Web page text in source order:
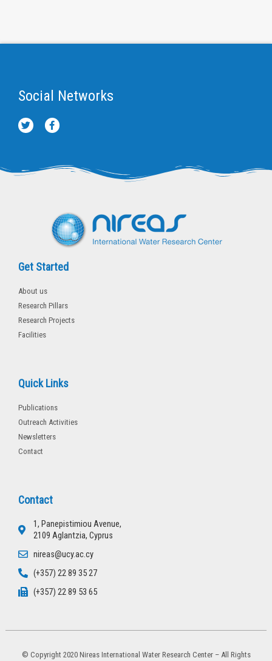
Social Networks
T
w
r
F
a
o
Get Started
About us
Research Pillars
Research Projects
Facilities
Quick Links
Publications
Outreach Activities
Newsletters
Contact
Contact
1, Panepistimiou Avenue,
2109 Aglantzia, Cyprus
nireas@ucy.ac.cy
(+357) 22 89 35 27
(+357) 22 89 53 65
© Copyright 2020 Nireas International Water Research Center – All Rights